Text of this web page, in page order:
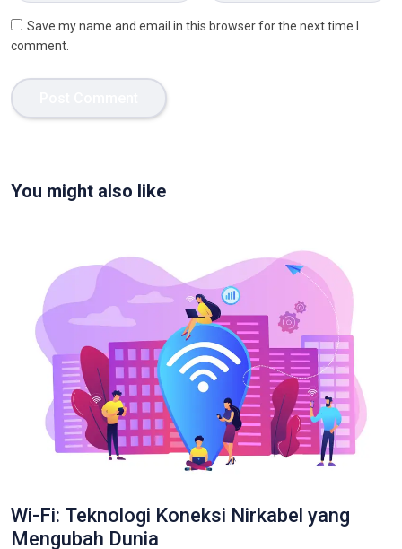
Save my name and email in this browser for the next time I
comment.
You might also like
Wi-Fi: Teknologi Koneksi Nirkabel yang
Mengubah Dunia